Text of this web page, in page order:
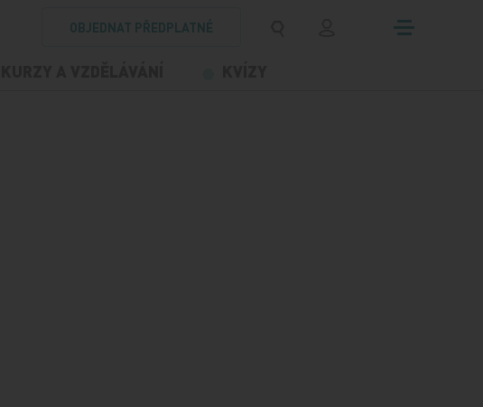
OBJEDNAT PŘEDPLATNÉ